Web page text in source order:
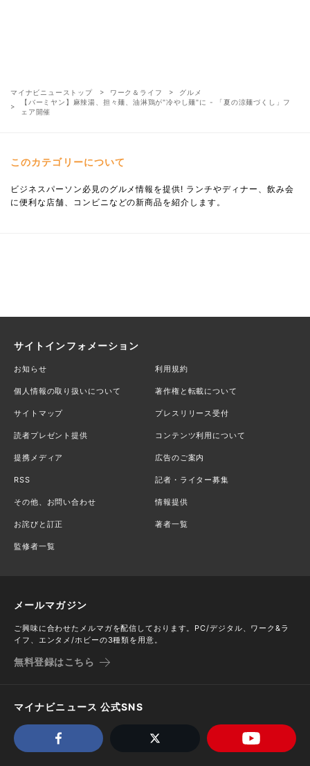
マイナビニューストップ ワーク＆ライフ
グルメ
【バーミヤン】麻辣湯、担々麺、油淋鶏が"冷やし麺"に - 「夏の涼麺づくし」フ
ェア開催
このカテゴリーについて
ビジネスパーソン必見のグルメ情報を提供! ランチやディナー、飲み会
に便利な店舗、コンビニなどの新商品を紹介します。
サイトインフォメーション
お知らせ 利用規約
個人情報の取り扱いについて 著作権と転載について
サイトマップ プレスリリース受付
読者プレゼント提供 コンテンツ利用について
提携メディア 広告のご案内
RSS 記者・ライター募集
その他、お問い合わせ 情報提供
お詫びと訂正 著者一覧
監修者一覧
メールマガジン
ご興味に合わせたメルマガを配信しております。PC/デジタル、ワーク&ラ
イフ、エンタメ/ホビーの3種類を用意。
無料登録はこちら
マイナビニュース 公式SNS